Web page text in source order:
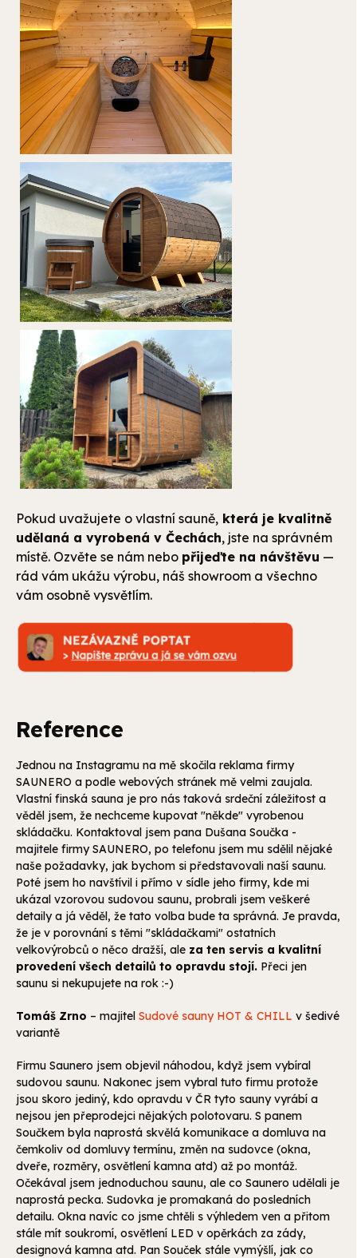
Pokud uvažujete o vlastní sauně, která je kvalitně
udělaná a vyrobená v Čechách, jste na správném
místě. Ozvěte se nám nebo přijeďte na návštěvu —
rád vám ukážu výrobu, náš showroom a všechno
vám osobně vysvětlím.
Reference
Jednou na Instagramu na mě skočila reklama firmy
SAUNERO a podle webových stránek mě velmi zaujala.
Vlastní finská sauna je pro nás taková srdeční záležitost a
věděl jsem, že nechceme kupovat "někde" vyrobenou
skládačku. Kontaktoval jsem pana Dušana Součka -
majitele firmy SAUNERO, po telefonu jsem mu sdělil nějaké
naše požadavky, jak bychom si představovali naší saunu.
Poté jsem ho navštívil i přímo v sídle jeho firmy, kde mi
ukázal vzorovou sudovou saunu, probrali jsem veškeré
detaily a já věděl, že tato volba bude ta správná. Je pravda,
že je v porovnání s těmi "skládačkami" ostatních
velkovýrobců o něco dražší, ale za ten servis a kvalitní
provedení všech detailů to opravdu stojí. Přeci jen
saunu si nekupujete na rok :-)
Tomáš Zrno – majitel Sudové sauny HOT & CHILL v šedivé
variantě
Firmu Saunero jsem objevil náhodou, když jsem vybíral
sudovou saunu. Nakonec jsem vybral tuto firmu protože
jsou skoro jediný, kdo opravdu v ČR tyto sauny vyrábí a
nejsou jen přeprodejci nějakých polotovaru. S panem
Součkem byla naprostá skvělá komunikace a domluva na
čemkoliv od domluvy termínu, změn na sudovce (okna,
dveře, rozměry, osvětlení kamna atd) až po montáž.
Očekával jsem jednoduchou saunu, ale co Saunero udělali je
naprostá pecka. Sudovka je promakaná do posledních
detailu. Okna navíc co jsme chtěli s výhledem ven a přitom
stále mít soukromí, osvětlení LED v opěrkách za zády,
designová kamna atd. Pan Souček stále vymýšlí, jak co